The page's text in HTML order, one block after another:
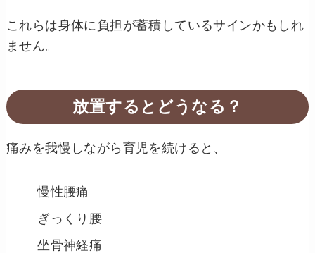
これらは身体に負担が蓄積しているサインかもしれ
ません。
放置するとどうなる？
痛みを我慢しながら育児を続けると、
慢性腰痛
ぎっくり腰
坐骨神経痛